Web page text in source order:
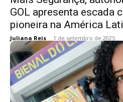
GOL apresenta escada
pioneira na América
Juliana Reis - 1 de setembro de 2025